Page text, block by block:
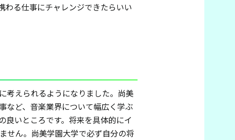
わる仕事にチャレンジできたらいい
考えられるようになりました。尚美
など、音楽業界について幅広く学ぶ
良いところです。将来を具体的にイ
せん。尚美学園大学で必ず自分の将